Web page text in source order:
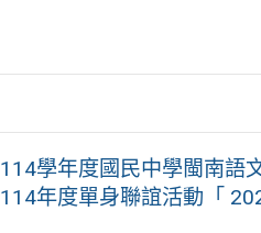
114學年度國民中學閩南語
114年度單身聯誼活動「